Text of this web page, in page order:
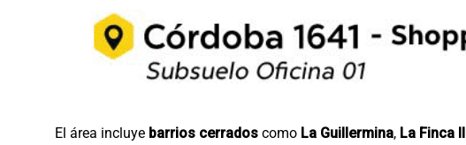
El área incluye barrios cerrados como La Guillermina, La Finca II